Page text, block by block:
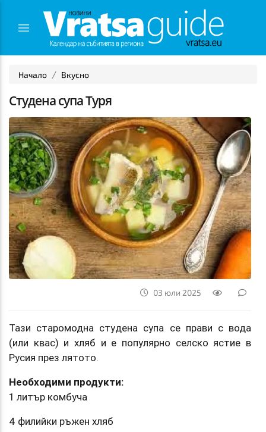
Начало Вкусно
Студена супа Туря
03 юли 2025
Тази старомодна студена супа се прави с вода
(или квас) и хляб и е популярно селско ястие в
Русия през лятото.
Необходими продукти:
1 литър комбуча
4 филийки ръжен хляб